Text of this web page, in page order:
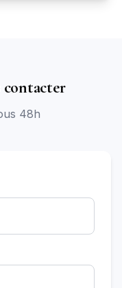
contacter
48h